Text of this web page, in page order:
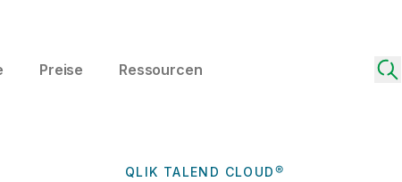
Preise Ressourcen
QLIK TALEND CLOUD®